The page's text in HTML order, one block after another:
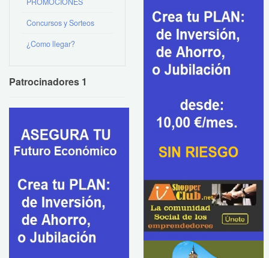
Concursos y Sorteos
¿Como llegar?
Patrocinadores 1